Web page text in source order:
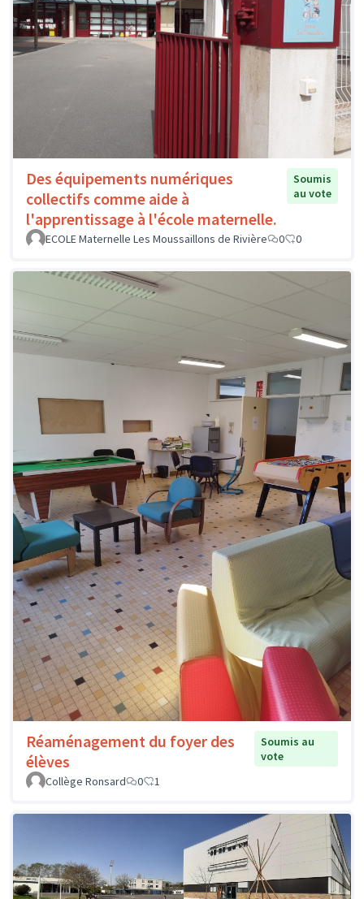
Des équipements numériques
collectifs comme aide à
l'apprentissage à l'école maternelle.
Soumis
au vote
ECOLE Maternelle Les Moussaillons de Rivière 0 0
Réaménagement du foyer des
élèves
Soumis au
vote
Collège Ronsard
0 1